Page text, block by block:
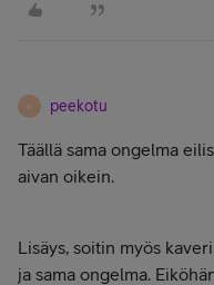
P peekotu
Täällä sama ongelma
aivan oikein.
Lisäys, soitin myös
ja sama ongelma.